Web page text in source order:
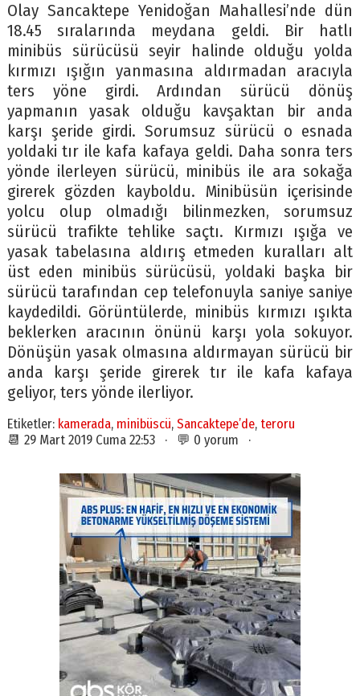
Olay Sancaktepe Yenidoğan Mahallesi’nde dün
18.45 sıralarında meydana geldi. Bir hatlı
minibüs sürücüsü seyir halinde olduğu yolda
kırmızı ışığın yanmasına aldırmadan aracıyla
ters yöne girdi. Ardından sürücü dönüş
yapmanın yasak olduğu kavşaktan bir anda
karşı şeride girdi. Sorumsuz sürücü o esnada
yoldaki tır ile kafa kafaya geldi. Daha sonra ters
yönde ilerleyen sürücü, minibüs ile ara sokağa
girerek gözden kayboldu. Minibüsün içerisinde
yolcu olup olmadığı bilinmezken, sorumsuz
sürücü trafikte tehlike saçtı. Kırmızı ışığa ve
yasak tabelasına aldırış etmeden kuralları alt
üst eden minibüs sürücüsü, yoldaki başka bir
sürücü tarafından cep telefonuyla saniye saniye
kaydedildi. Görüntülerde, minibüs kırmızı ışıkta
beklerken aracının önünü karşı yola sokuyor.
Dönüşün yasak olmasına aldırmayan sürücü bir
anda karşı şeride girerek tır ile kafa kafaya
geliyor, ters yönde ilerliyor.
Etiketler: kamerada, minibüscü, Sancaktepe’de, teroru
📆 29 Mart 2019 Cuma 22:53 · 💬 0 yorum ·